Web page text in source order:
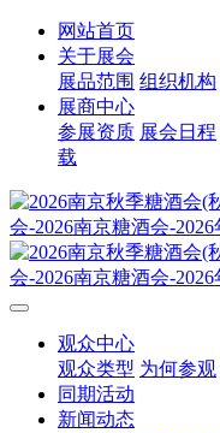
网站首页
关于展会
展品范围 组织机构
展商中心
参展资质 展会日程
载
观众中心
观众类型 为何参观
同期活动
新闻动态